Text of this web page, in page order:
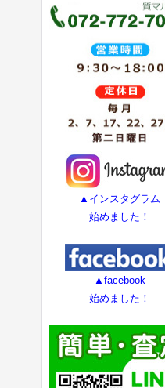
▲インスタグラム
始めました！
▲facebook
始めました！